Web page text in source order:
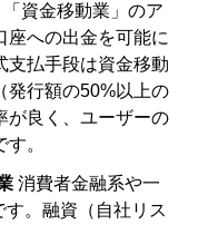
資金移動業」のア
座への出金を可能に
支払手段は資金移動
発行額の50%以上の
が良く、ユーザーの
。
消費者金融系や一
。融資（自社リス